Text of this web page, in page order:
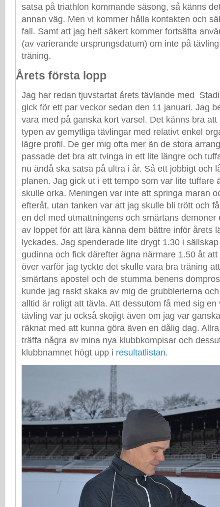
satsa på triathlon kommande säsong, så känns
annan väg. Men vi kommer hålla kontakten och
fall. Samt att jag helt säkert kommer fortsätta
(av varierande ursprungsdatum) om inte på
träning.
Årets första lopp
Jag har redan tjuvstartat årets tävlande med
gick för ett par veckor sedan den 11 januari. Jag
vara med på ganska kort varsel. Det känns bra
typen av gemytliga tävlingar med relativt enkel
lägre profil. De ger mig ofta mer än de stora
passade det bra att tvinga in ett lite längre och
nu ändå ska satsa på ultra i år. Så ett jobbigt och
planen. Jag gick ut i ett tempo som var lite tuffare
skulle orka. Meningen var inte att springa maran
efteråt, utan tanken var att jag skulle bli trött och
en del med utmattningens och smärtans demoner
av loppet för att lära känna dem bättre inför årets
lyckades. Jag spenderade lite drygt 1.30 i
gudinna och fick därefter ägna närmare 1.50 åt
över varför jag tyckte det skulle vara bra träning
smärtans apostel och de stumma benens
kunde jag raskt skaka av mig de grubblerierna
alltid är roligt att tävla. Att dessutom få med sig en
tävling var ju också skojigt även om jag var
räknat med att kunna göra även en dålig dag.
träffa några av mina nya klubbkompisar och
klubbnamnet högt upp i resultatlistan.